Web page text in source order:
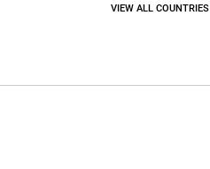
clienti
VIEW ALL COUNTRIES